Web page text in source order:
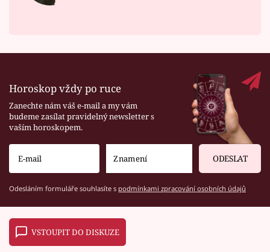
Horoskop vždy po ruce
Zanechte nám váš e-mail a my vám
budeme zasílat pravidelný newsletter s
vaším horoskopem.
ODESLAT
Odesláním formuláře souhlasíte s podmínkami zpracování osobních údajů
VSTOUPIT DO DISKUZE